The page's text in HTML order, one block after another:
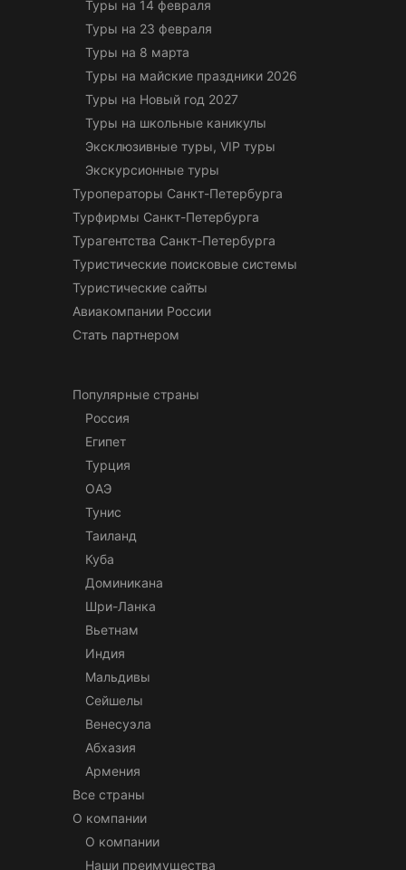
Туры на 14 февраля
Туры на 23 февраля
Туры на 8 марта
Туры на майские праздники 2026
Туры на Новый год 2027
Туры на школьные каникулы
Эксклюзивные туры, VIP туры
Экскурсионные туры
Туроператоры Санкт-Петербурга
Турфирмы Санкт-Петербурга
Турагентства Санкт-Петербурга
Туристические поисковые системы
Туристические сайты
Авиакомпании России
Стать партнером
Популярные страны
Россия
Египет
Турция
ОАЭ
Тунис
Таиланд
Куба
Доминикана
Шри-Ланка
Вьетнам
Индия
Мальдивы
Сейшелы
Венесуэла
Абхазия
Армения
Все страны
О компании
О компании
Наши преимущества